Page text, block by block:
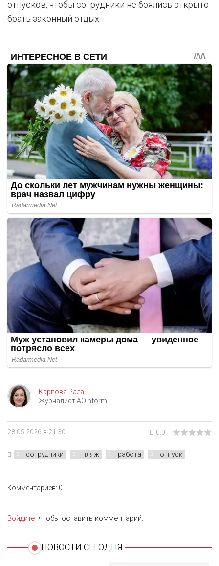
отпусков, чтобы сотрудники не боялись открыто
брать законный отдых.
Карпова Рада
Журналист AOinform
28.05.2026 в 21:30 0.0
сотрудники пляж работа отпуск
Комментариев: 0
Войдите, чтобы оставить комментарий.
НОВОСТИ СЕГОДНЯ